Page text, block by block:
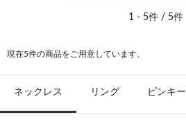
1 - 5件 / 5件
現在5件の商品をご用意しています。
ネックレス リング ピンキ